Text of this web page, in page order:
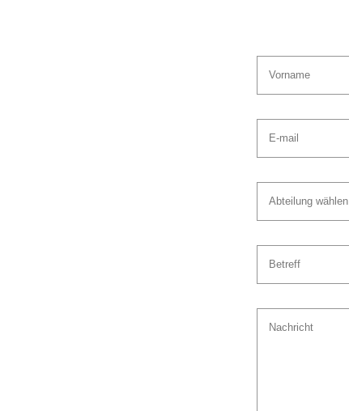
Vorname
E-mail
Abteilung wählen
Betreff
Nachricht